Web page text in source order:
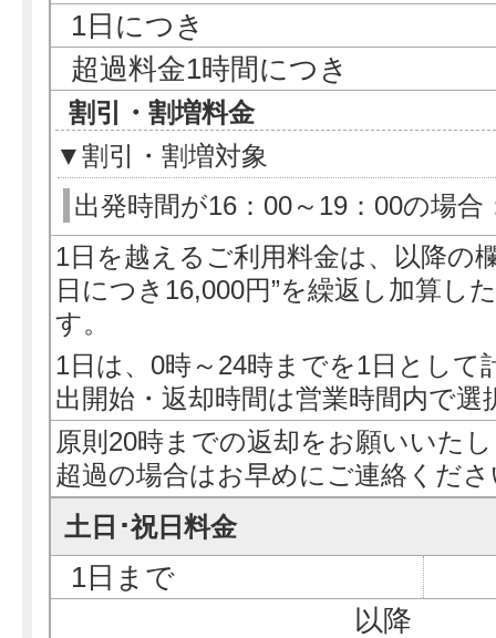
1日につき
超過料金1時間につき
割引・割増料金
▼割引・割増対象
出発時間が16：00～19：00の場
1日を越えるご利用料金は、以降の
日につき16,000円”を繰返し加算し
す。
1日は、0時～24時までを1日として
出開始・返却時間は営業時間内で
原則20時までの返却をお願いいた
超過の場合はお早めにご連絡くだ
土日･祝日料金
1日まで
以降